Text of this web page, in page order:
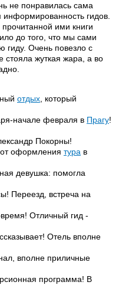
не понравилась сама
информированность гидов.
ими книги
до того, что мы сами
гиду. Очень повезло с
стояла жуткая жара, а во
отдых , который
начале февраля в Прагу!
Покорны!
от оформления тура в
девушка: помогла
Переезд, встреча на
Отличный гид -
Отель вполне
вполне приличные
программа! В